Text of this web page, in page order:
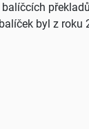
byl z